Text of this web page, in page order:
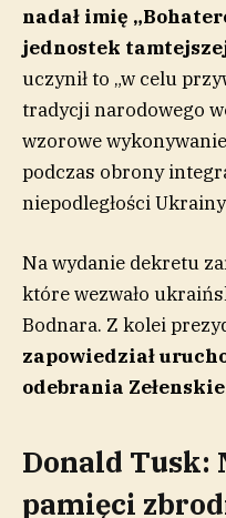
nadał imię
jednostek
uczynił to „w celu
tradycji narodowego
wzorowe
podczas obrony
niepodległości
Na wydanie dekretu
które wezwało
Bodnara. Z kolei
zapowiedział
odebrania
Donald Tusk:
pamięci